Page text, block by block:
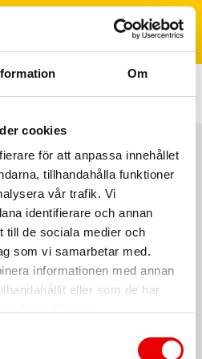
Om
cookies
för att anpassa innehållet
tillhandahålla funktioner
vår trafik. Vi
identifierare och annan
till de sociala medier och
som vi samarbetar med.
informationen med annan
eller som de har